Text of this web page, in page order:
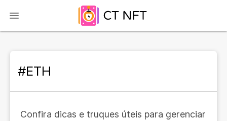
#ETH
Confira dicas e truques úteis para gerenciar